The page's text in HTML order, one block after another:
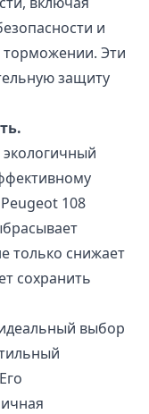
и
Эти
защиту
108
только снижает
сохранить
выбор